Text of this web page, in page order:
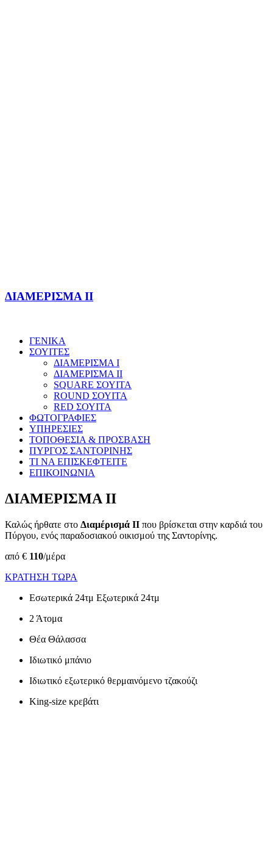
ΔΙΑΜΕΡΙΣΜΑ II
ΓΕΝΙΚΑ
ΣΟΥΙΤΕΣ
ΔΙΑΜΕΡΙΣΜΑ I
ΔΙΑΜΕΡΙΣΜΑ II
SQUARE ΣΟΥΙΤΑ
ROUND ΣΟΥΙΤΑ
RED ΣΟΥΙΤΑ
ΦΩΤΟΓΡΑΦΙΕΣ
ΥΠΗΡΕΣΙΕΣ
ΤΟΠΟΘΕΣΙΑ & ΠΡΟΣΒΑΣΗ
ΠΥΡΓΟΣ ΣΑΝΤΟΡΙΝΗΣ
ΤΙ ΝΑ ΕΠΙΣΚΕΦΤΕΙΤΕ
ΕΠΙΚΟΙΝΩΝΙΑ
ΔΙΑΜΕΡΙΣΜΑ II
Καλώς ήρθατε στο Διαμέρισμά II που βρίσκεται στην καρδιά του
Πύργου, ενός παραδοσιακού οικισμού της Σαντορίνης.
από € 110/μέρα
ΚΡΑΤΗΣΗ ΤΩΡΑ
Εσωτερικά 24τμ Εξωτερικά 24τμ
2 Άτομα
Θέα Θάλασσα
Ιδιωτικό μπάνιο
Ιδιωτικό εξωτερικό θερμαινόμενο τζακούζι
King-size κρεβάτι